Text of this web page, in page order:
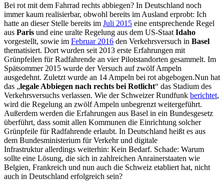
Bei rot mit dem Fahrrad rechts abbiegen? In Deutschland noch
immer kaum realisierbar, obwohl bereits im Ausland erprobt: Ich
hatte an dieser Stelle bereits im Juli 2015 eine entsprechende Regel
aus Paris und eine uralte Regelung aus dem US-Staat Idaho
vorgestellt, sowie im Februar 2016 den Verkehrsversuch in Basel
thematisiert. Dort wurden seit 2013 erste Erfahrungen mit
Grünpfeilen für Radfahrende an vier Pilotstandorten gesammelt. Im
Spätsommer 2015 wurde der Versuch auf zwölf Ampeln
ausgedehnt. Zuletzt wurde an 14 Ampeln bei rot abgebogen.Nun hat
das „legale Abbiegen nach rechts bei Rotlicht“ das Stadium des
Verkehrsversuchs verlassen. Wie der Schweizer Rundfunk berichtet,
wird die Regelung an zwölf Ampeln unbegrenzt weitergeführt.
Außerdem werden die Erfahrungen aus Basel in ein Bundesgesetz
überführt, dass somit allen Kommunen die Einrichtung solcher
Grünpfeile für Radfahrende erlaubt. In Deutschland heißt es aus
dem Bundesministerium für Verkehr und digitale
Infrastruktur allerdings weiterhin: Kein Bedarf. Schade: Warum
sollte eine Lösung, die sich in zahlreichen Anrainerstaaten wie
Belgien, Frankreich und nun auch die Schweiz etabliert hat, nicht
auch in Deutschland erfolgreich sein?